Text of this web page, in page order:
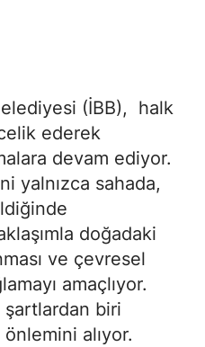
(İBB),
halk
ederek
devam ediyor.
yalnızca sahada,
doğadaki
ve çevresel
amaçlıyor.
biri
önlemini alıyor.